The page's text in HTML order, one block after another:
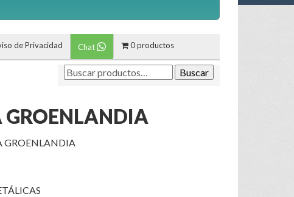
de Privacidad Chat 0 productos
Buscar
GROENLANDIA
GROENLANDIA